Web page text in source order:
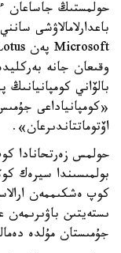
باعدارلامالاۋشى
بالۆاني
«كومپانياداعى
اۆتوماتتاندىرعان».
حولمس زەرتحانادا
بولمىسىندا سيرەك
ىستەيتىن
جۇمىستان مۇلدە